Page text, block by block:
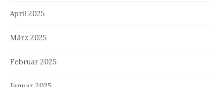
April 2025
März 2025
Februar 2025